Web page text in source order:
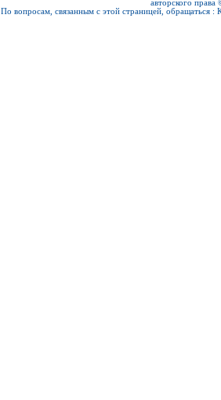
авторского
По вопросам, связанным с этой страницей, обращаться :